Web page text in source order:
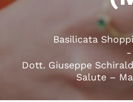
Basilicata
Dott. Giuseppe
Salute –